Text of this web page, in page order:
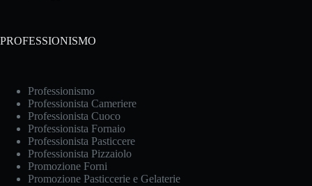
PROFESSIONISMO
Professionismo
Professionista Cameriere
Professionista Cuoco
Professionista Fornaio
Professionista Pasticcere
Professionista Pizzaiolo
Promozione Forni
Promozione Pasticcerie e Gelaterie